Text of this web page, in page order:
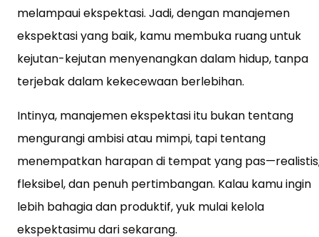
melampaui ekspektasi. Jadi, dengan manajemen
ekspektasi yang baik, kamu membuka ruang untuk
kejutan-kejutan menyenangkan dalam hidup, tanpa
terjebak dalam kekecewaan berlebihan.
Intinya, manajemen ekspektasi itu bukan tentang
mengurangi ambisi atau mimpi, tapi tentang
menempatkan harapan di tempat yang
fleksibel, dan penuh pertimbangan. Kalau kamu ingin
lebih bahagia dan produktif, yuk mulai kelola
ekspektasimu dari sekarang.